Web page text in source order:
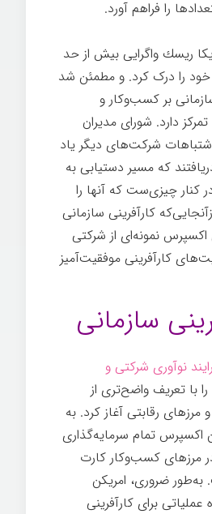
را فراهم آورد.
ريسك واگرایی بیش از حد
را درک كرد. و مطمئن شد
بر کسب‌وکار و
دارد. شورای مدیران
شرکت‌های دیگر یاد
که مسير دستیابی به
كنار چیزی‌ست که آنها را
کارآفرینی سازمانی
اکسپرس نمونه‌ای از شرکتی
کارآفرینی موفقیت‌آمیز
سازمانی
نوآوری شرکتی و
را با تعریف واضح‌تری از
رقابتی آغاز کرد. به
اکسپرس تمام سرمایه‌گذاری
مرزهای کسب‌وکار کارت
به‌طور ضروری، امریكن
برای کارآفرینی